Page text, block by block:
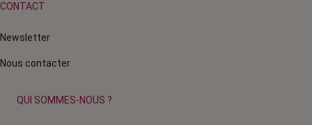
CONTACT
Newsletter
Nous contacter
QUI SOMMES-NOUS ?